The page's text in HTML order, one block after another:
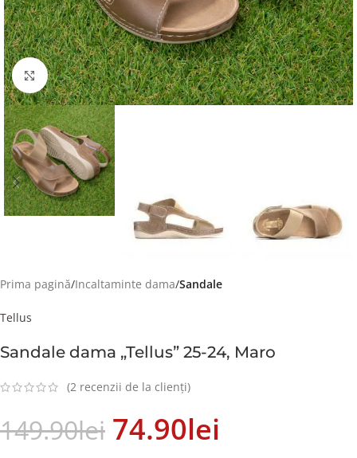
Faceți click pentru a mări
Prima pagină Incaltaminte dama Sandale
Tellus
Sandale dama „Tellus” 25-24, Maro
(2 recenzii de la clienți)
149.90Lei 74.90Lei